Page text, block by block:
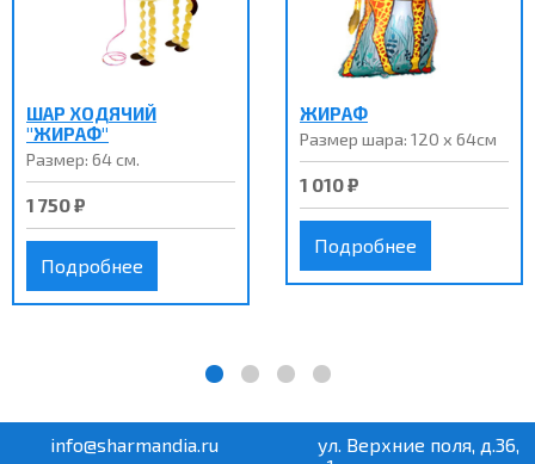
ШАР ХОДЯЧИЙ
"ЖИРАФ"
Размер: 64 см.
1 750 ₽
Подробнее
ЖИРАФ
Размер шара: 120 х 64см
1 010 ₽
Подробнее
info@sharmandia.ru
ул. Верхние поля, д.36,